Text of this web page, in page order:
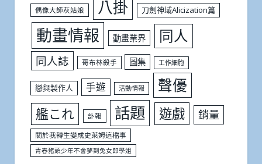
偶像大師灰姑娘 八掛 刀劍神域Alicization篇
動畫情報 動畫業界 同人
同人誌 哥布林殺手 圖集 工作細胞
戀與製作人 手遊 活動情報 聲優
艦これ 訃報 話題 遊戲 銷量
關於我轉生變成史萊姆這檔事
青春豬頭少年不會夢到兔女郎學姐